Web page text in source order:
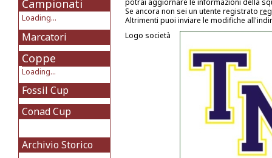
Campionati
Loading...
Marcatori
Coppe
Loading...
Fossil Cup
Conad Cup
Archivio Storico
potrai aggiornare le informazioni della
Se ancora non sei un utente registrato
Altrimenti puoi inviare le modifiche
Logo società